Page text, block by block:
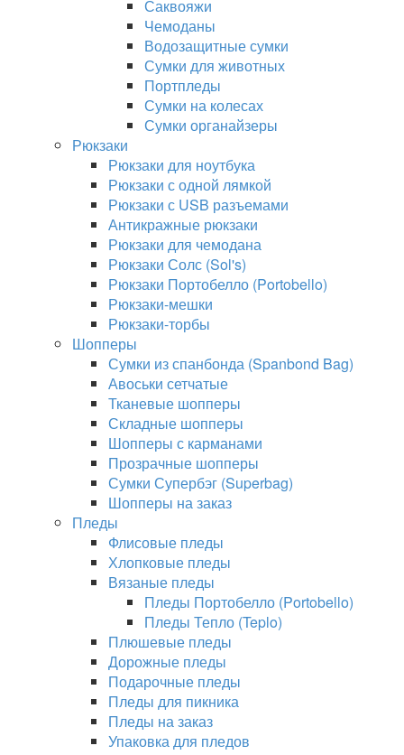
Саквояжи
Чемоданы
Водозащитные сумки
Сумки для животных
Портпледы
Сумки на колесах
Сумки органайзеры
Рюкзаки
Рюкзаки для ноутбука
Рюкзаки с одной лямкой
Рюкзаки с USB разъемами
Антикражные рюкзаки
Рюкзаки для чемодана
Рюкзаки Солс (Sol's)
Рюкзаки Портобелло (Portobello)
Рюкзаки-мешки
Рюкзаки-торбы
Шопперы
Сумки из спанбонда (Spanbond Bag)
Авоськи сетчатые
Тканевые шопперы
Складные шопперы
Шопперы с карманами
Прозрачные шопперы
Сумки Супербэг (Superbag)
Шопперы на заказ
Пледы
Флисовые пледы
Хлопковые пледы
Вязаные пледы
Пледы Портобелло (Portobello)
Пледы Тепло (Teplo)
Плюшевые пледы
Дорожные пледы
Подарочные пледы
Пледы для пикника
Пледы на заказ
Упаковка для пледов